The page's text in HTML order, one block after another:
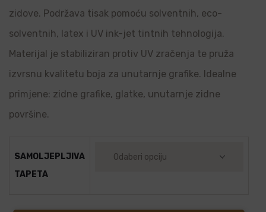
zidove. Podržava tisak pomoću solventnih, eco-
solventnih, latex i UV ink-jet tintnih tehnologija.
Materijal je stabiliziran protiv UV zračenja te pruža
izvrsnu kvalitetu boja za unutarnje grafike. Idealne
primjene: zidne grafike, glatke, unutarnje zidne
površine.
SAMOLJEPLJIVA
TAPETA